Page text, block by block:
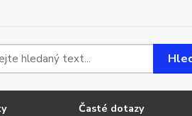
Časté dotazy